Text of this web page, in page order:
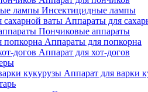
Инсектицидные лампы
Аппараты для
Пончиковые аппараты
Аппараты для попкорна
Аппарат для хот-догов
Аппарат для варки